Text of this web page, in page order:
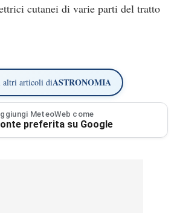
cutanei di varie parti del tratto
altri articoli diASTRONOMIA
MeteoWeb come
preferita su Google